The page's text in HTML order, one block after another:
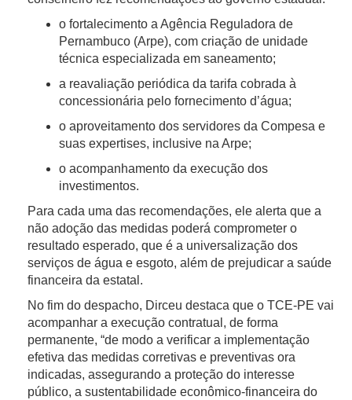
o fortalecimento a Agência Reguladora de
Pernambuco (Arpe), com criação de unidade
técnica especializada em saneamento;
a reavaliação periódica da tarifa cobrada à
concessionária pelo fornecimento d’água;
o aproveitamento dos servidores da Compesa e
suas expertises, inclusive na Arpe;
o acompanhamento da execução dos
investimentos.
Para cada uma das recomendações, ele alerta que a
não adoção das medidas poderá comprometer o
resultado esperado, que é a universalização dos
serviços de água e esgoto, além de prejudicar a saúde
financeira da estatal.
No fim do despacho, Dirceu destaca que o TCE-PE vai
acompanhar a execução contratual, de forma
permanente, “de modo a verificar a implementação
efetiva das medidas corretivas e preventivas ora
indicadas, assegurando a proteção do interesse
público, a sustentabilidade econômico-financeira do